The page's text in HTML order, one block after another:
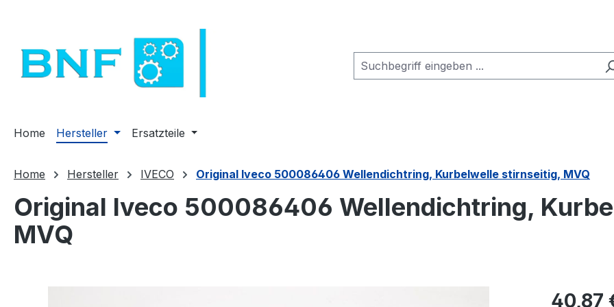
Home Hersteller Ersatzteile
Home Hersteller IVECO Original Iveco 500086406 Wellendichtring, Kurbelwelle stirnseitig, MVQ
Original Iveco 500086406 Wellendichtring,
MVQ
Regulärer
40,87